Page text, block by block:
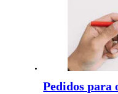
Pedidos para